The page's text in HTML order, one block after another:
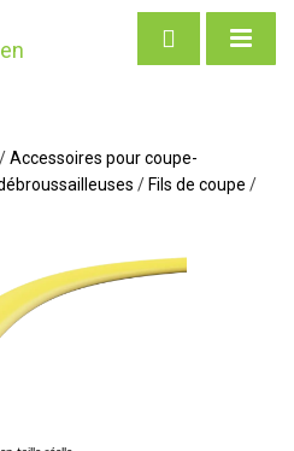
/Accessoires pour coupe-
/Fils de coupe /